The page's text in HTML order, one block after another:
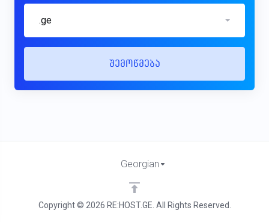
.ge
შემოწმება
Copyright © 2026 RE:HOST.GE. All Rights Reserved.
Georgian